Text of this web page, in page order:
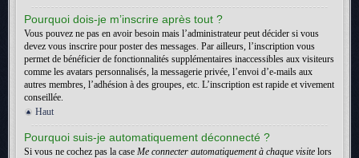
Pourquoi dois-je m’inscrire après tout ?
Vous pouvez ne pas en avoir besoin mais l’administrateur peut décider si vous
devez vous inscrire pour poster des messages. Par ailleurs, l’inscription vous
permet de bénéficier de fonctionnalités supplémentaires inaccessibles aux visiteurs
comme les avatars personnalisés, la messagerie privée, l’envoi d’e-mails aux
autres membres, l’adhésion à des groupes, etc. L’inscription est rapide et vivement
conseillée.
Haut
Pourquoi suis-je automatiquement déconnecté ?
Si vous ne cochez pas la case Me connecter automatiquement à chaque visite lors